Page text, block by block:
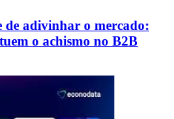
de adivinhar o mercado:
o achismo no B2B